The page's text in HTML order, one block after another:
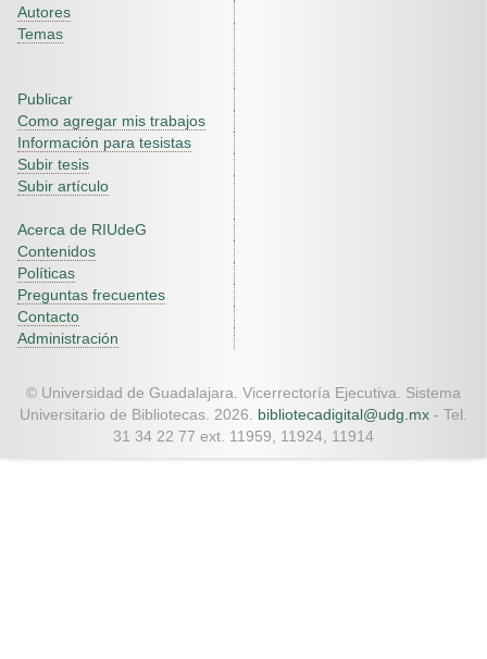
Autores
Temas
Publicar
Como agregar mis trabajos
Información para tesistas
Subir tesis
Subir artículo
Acerca de RIUdeG
Contenidos
Políticas
Preguntas frecuentes
Contacto
Administración
© Universidad de Guadalajara. Vicerrectoría Ejecutiva. Sistema
Universitario de Bibliotecas. 2026. bibliotecadigital@udg.mx - Tel.
31 34 22 77 ext. 11959, 11924, 11914